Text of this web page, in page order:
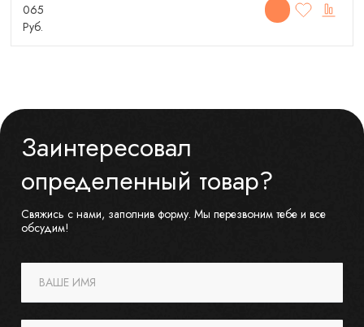
065
Руб.
Заинтересовал
определенный товар?
Свяжись с нами, заполнив форму. Мы перезвоним тебе и все
обсудим!
ВАШЕ ИМЯ